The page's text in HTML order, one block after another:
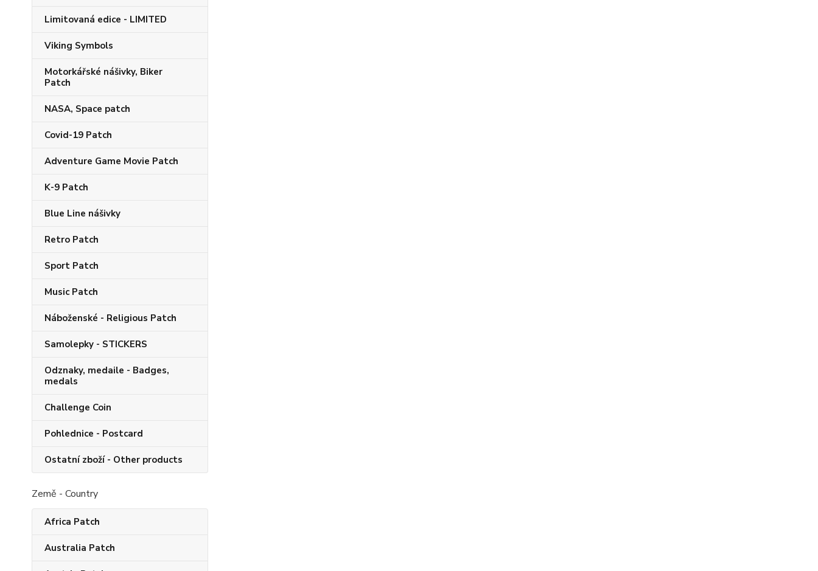
Limitovaná edice - LIMITED
Viking Symbols
Motorkářské nášivky, Biker
Patch
NASA, Space patch
Covid-19 Patch
Adventure Game Movie Patch
K-9 Patch
Blue Line nášivky
Retro Patch
Sport Patch
Music Patch
Náboženské - Religious Patch
Samolepky - STICKERS
Odznaky, medaile - Badges,
medals
Challenge Coin
Pohlednice - Postcard
Ostatní zboží - Other products
Země - Country
Africa Patch
Australia Patch